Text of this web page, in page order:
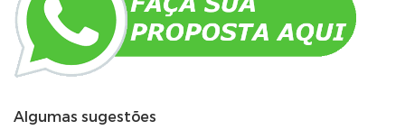
Algumas sugestões